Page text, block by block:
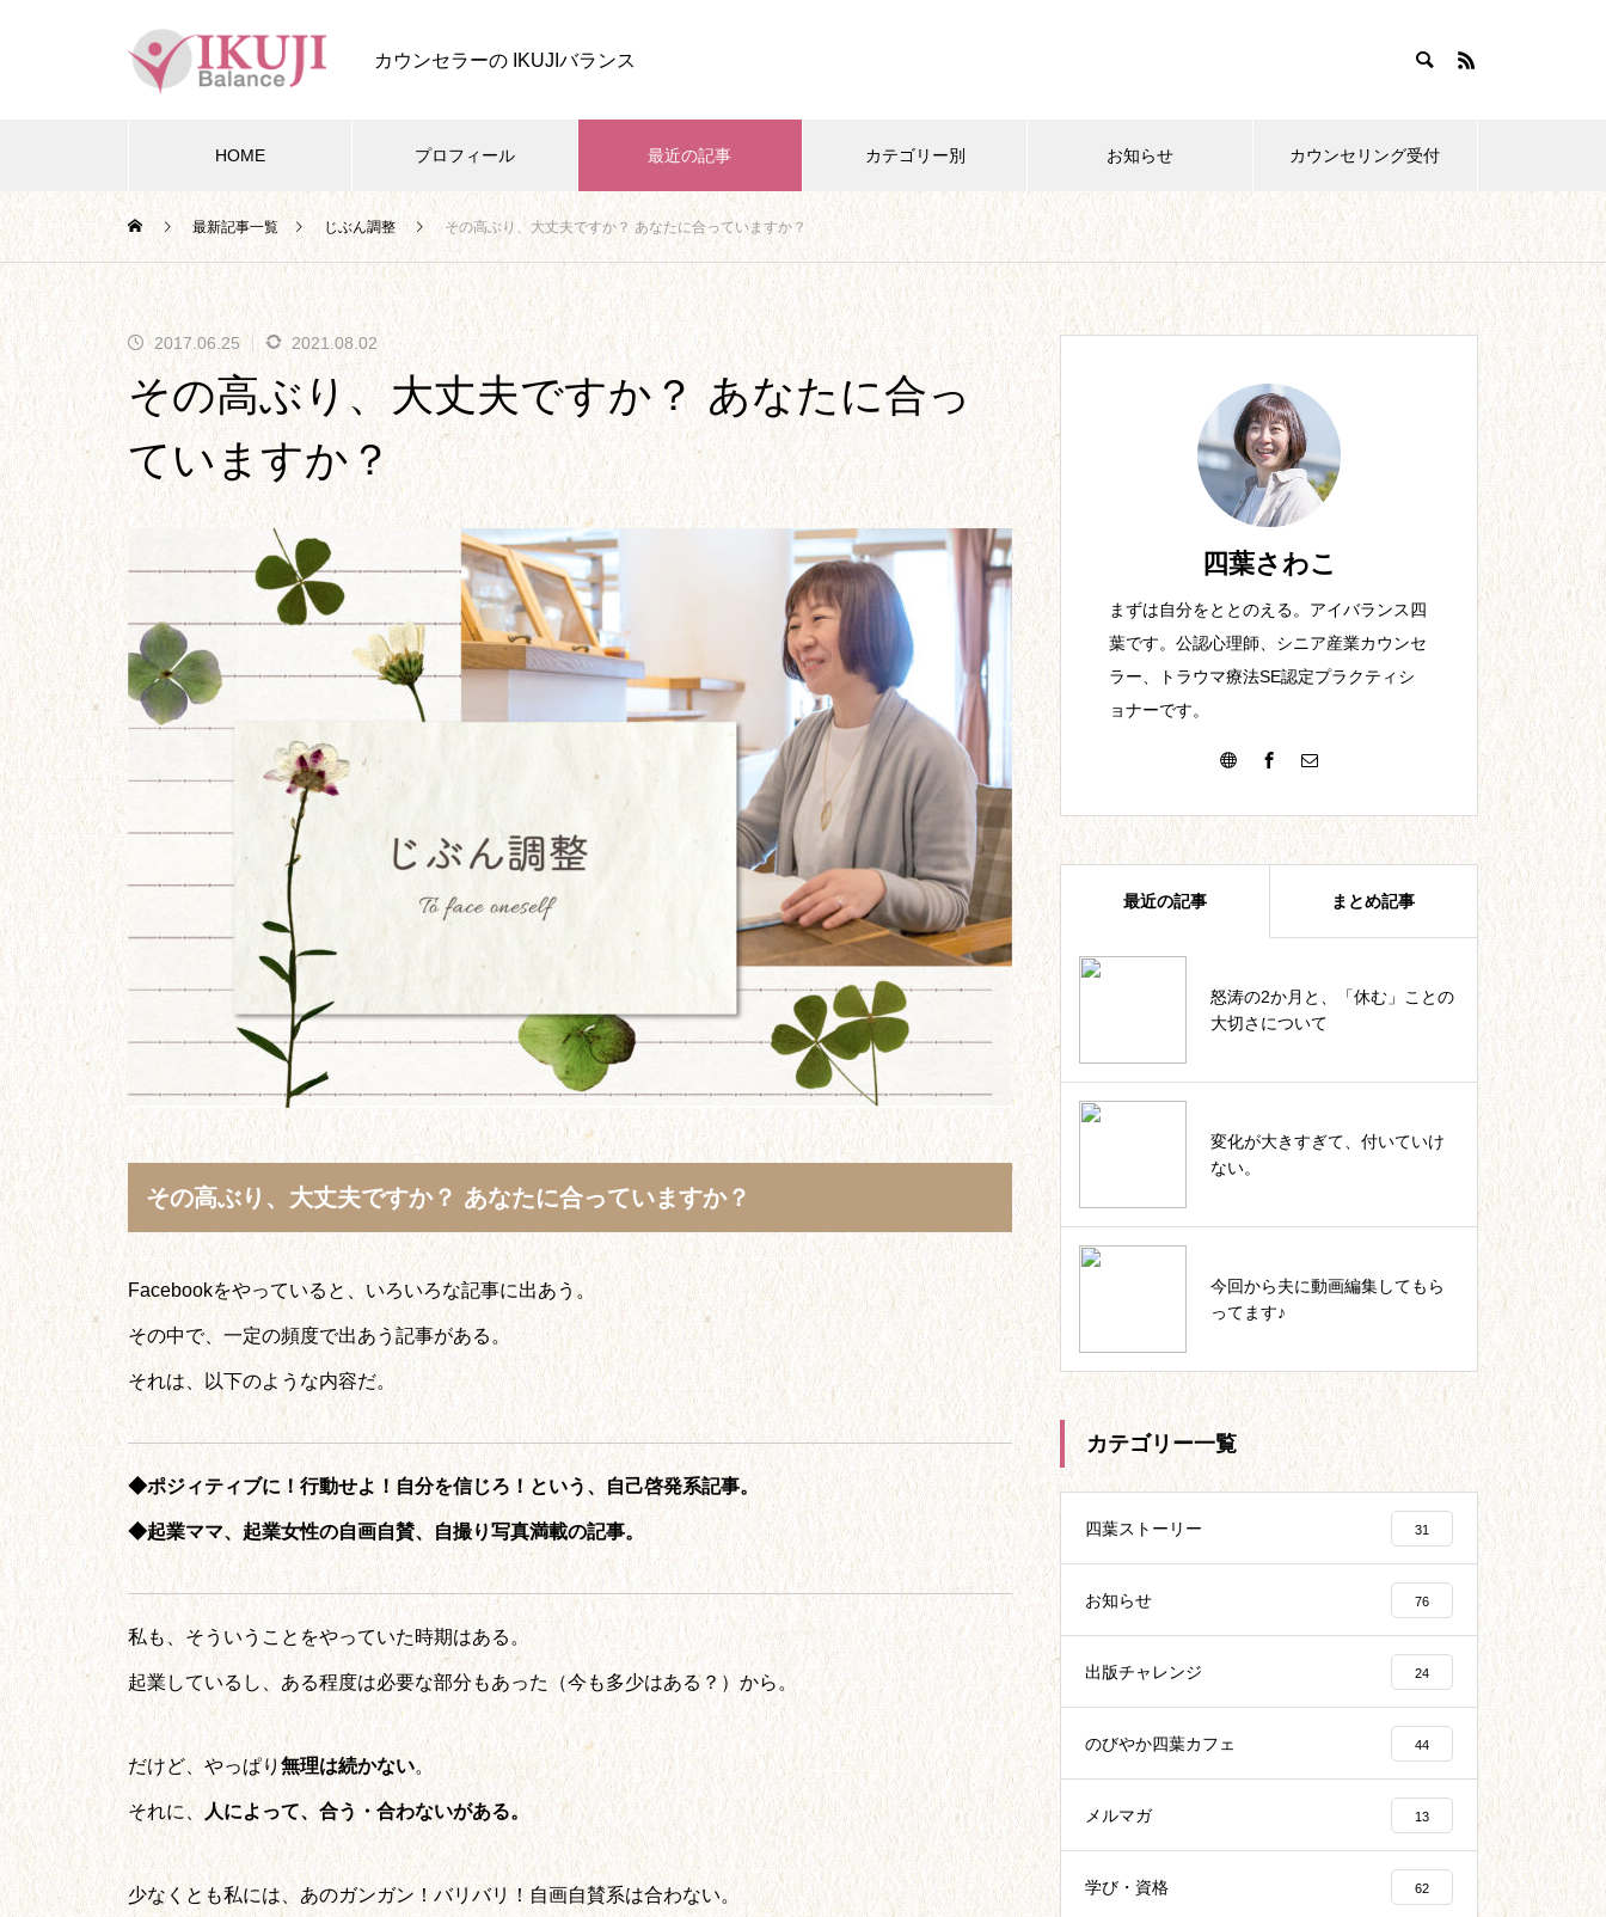
カウンセラーの IKUJIバランス
HOME プロフィール 最近の記事 カテゴリー別 お知らせ カウンセリング受付
四葉ストーリー 家族・子育て 開業・ビジネス 学び・資格 おすすめ紹介
四葉ストーリー記事一覧
四葉ストーリー、しばらくお休
みします。
【28】0歳育児。どこまでやれ
本題となる、今後の四葉ストー
リーについて
【26】リベンジ欲求から、念願
のマイホーム取得。
【25】夫との出会い。結婚。
【24】パートナー探しも、ガム
シャラ努力。
【23】教員2年目。彼との別
れ。周囲との交流。
きる訳がない。
【21】大学卒業。フリーターと
なった２年間。
【20】心と体はだませない。努
力にも限界がある。
最新記事一覧 じぶん調整 その高ぶり、大丈夫ですか？ あなたに合っていますか？
2017.06.25 2021.08.02
その高ぶり、大丈夫ですか？ あなたに合っ
ていますか？
その高ぶり、大丈夫ですか？ あなたに合っていますか？
Facebookをやっていると、いろいろな記事に出あう。
その中で、一定の頻度で出あう記事がある。
それは、以下のような内容だ。
◆ポジィティブに！行動せよ！自分を信じろ！という、自己啓発系記事。
◆起業ママ、起業女性の自画自賛、自撮り写真満載の記事。
私も、そういうことをやっていた時期はある。
起業しているし、ある程度は必要な部分もあった（今も多少はある？）から。
だけど、やっぱり 無理は続かない。
それに、人によって、合う・合わないがある。
少なくとも私には、あのガンガン！バリバリ！自画自賛系は合わない。
四葉さわこ
まずは自分をととのえる。アイバランス四
葉です。公認心理師、シニア産業カウンセ
ラー、トラウマ療法SE認定プラクティシ
ョナーです。
最近の記事 まとめ記事
怒涛の2か月と、「休む」ことの
大切さについて
変化が大きすぎて、付いていけ
ない。
今回から夫に動画編集してもら
ってます♪
四葉ストーリー記事一覧
私のカウンセラー起業。これまで
の軌跡一覧
いっしょにIKUJI★セルフコーチ
ング記事一覧
カテゴリー一覧
四葉ストーリー 31
お知らせ 76
出版チャレンジ 24
のびやか四葉カフェ 44
メルマガ 13
学び・資格 62